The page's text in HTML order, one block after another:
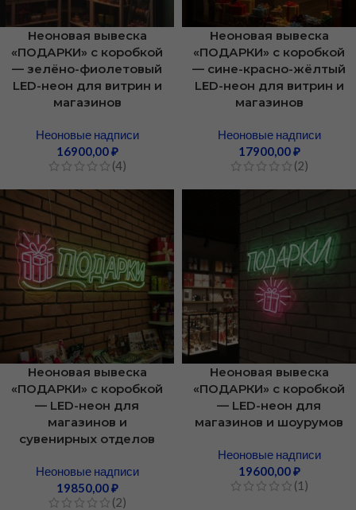
Неоновая вывеска
«ПОДАРКИ» с коробкой
— зелёно-фиолетовый
LED-неон для витрин и
магазинов
Неоновые надписи
16900,00₽
(4)
Неоновая вывеска
«ПОДАРКИ» с коробкой
— сине-красно-жёлтый
LED-неон для витрин и
магазинов
Неоновые надписи
17900,00₽
(2)
Неоновая вывеска
«ПОДАРКИ» с коробкой
— LED-неон для
магазинов и
сувенирных отделов
Неоновые надписи
19850,00₽
(2)
Неоновая вывеска
«ПОДАРКИ» с коробкой
— LED-неон для
магазинов и шоурумов
Неоновые надписи
19600,00₽
(1)